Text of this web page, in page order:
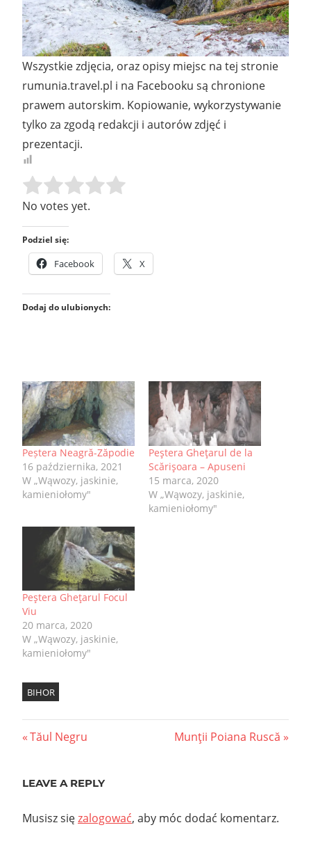
Wszystkie zdjęcia, oraz opisy miejsc na tej stronie
rumunia.travel.pl i na Facebooku są chronione
prawem autorskim. Kopiowanie, wykorzystywanie
tylko za zgodą redakcji i autorów zdjęć i
prezentacji.
Rate this item:
No votes yet.
Podziel się:
Facebook X
Dodaj do ulubionych:
Peștera Neagră-Zăpodie
16 października, 2021
W „Wąwozy, jaskinie,
kamieniołomy"
Peştera Gheţarul de la
Scărişoara – Apuseni
15 marca, 2020
W „Wąwozy, jaskinie,
kamieniołomy"
Peştera Gheţarul Focul
Viu
20 marca, 2020
W „Wąwozy, jaskinie,
kamieniołomy"
BIHOR
Nawigacja
Previous
Tăul Negru
Next
Munţii Poiana Ruscă
LEAVE A REPLY
Musisz sięzalogować, aby móc dodać komentarz.